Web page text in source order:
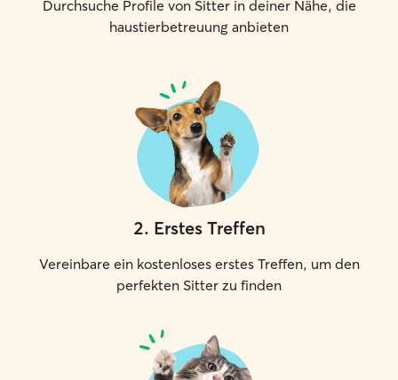
Durchsuche Profile von Sitter in deiner Nähe, die
haustierbetreuung anbieten
2. Erstes Treffen
Vereinbare ein kostenloses erstes Treffen, um den
perfekten Sitter zu finden